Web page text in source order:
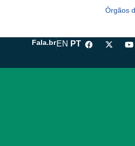
Órgãos
Fala.brEN PT
F
a
X
-
Y
o